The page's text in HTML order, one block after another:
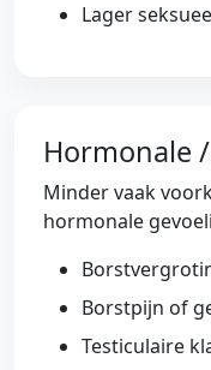
Lager
Hormonale
Minder vaak
hormonale
Borstpijn of
Testiculaire